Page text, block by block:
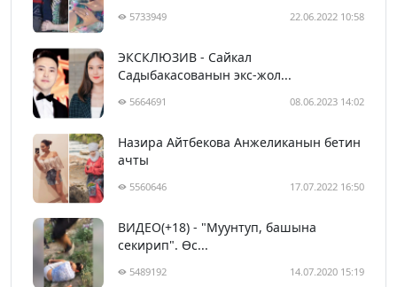
5733949 22.06.2022 10:58
ЭКСКЛЮЗИВ - Сайкал
Садыбакасованын экс-жол...
5664691 08.06.2023 14:02
Назира Айтбекова Анжеликанын бетин
ачты
5560646 17.07.2022 16:50
ВИДЕО(+18) - "Муунтуп, башына
секирип". Өс...
5489192 14.07.2020 15:19